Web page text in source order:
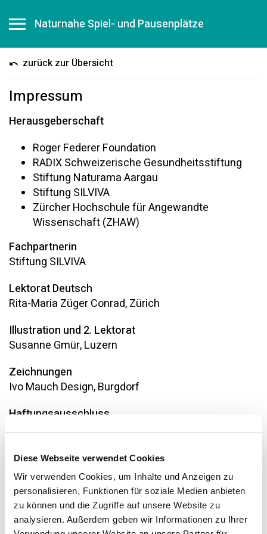
Diese Webseite verwendet Cookies
Wir verwenden Cookies, um Inhalte und Anzeigen zu
personalisieren, Funktionen für soziale Medien anbieten
zu können und die Zugriffe auf unsere Website zu
analysieren. Außerdem geben wir Informationen zu Ihrer
Naturnahe Spiel- und Pausenplätze
zurück zur Übersicht
Impressum
Herausgeberschaft
Roger Federer Foundation
RADIX Schweizerische Gesundheitsstiftung
Stiftung Naturama Aargau
Stiftung SILVIVA
Zürcher Hochschule für Angewandte
Wissenschaft (ZHAW)
Fachpartnerin
Stiftung SILVIVA
Lektorat Deutsch
Rita-Maria Züger Conrad, Zürich
Illustration und 2. Lektorat
Susanne Gmür, Luzern
Zeichnungen
Ivo Mauch Design, Burgdorf
Haftungsausschluss
Genauigkeit, Aktualität, Zuverlässigkeit und
Vollständigkeit der Informationen.
Haftungsansprüche gegen die Autorinnen und
Autoren wegen Schäden materieller oder
immaterieller Art, welche aus dem Zugriff oder der